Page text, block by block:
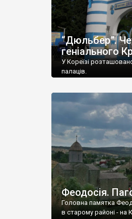
“Дюльбер”.
геніального
У Кореїзі
палаців.
Феодосія.
Головна памятка
в старому районі - на